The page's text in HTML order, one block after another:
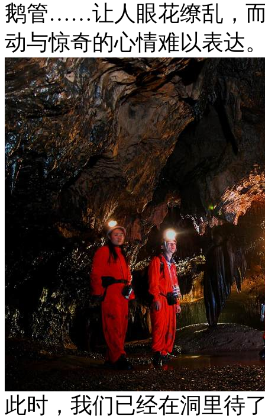
鹅管……让人眼花缭乱，
动与惊奇的心情难以表达
此时，我们已经在洞里待